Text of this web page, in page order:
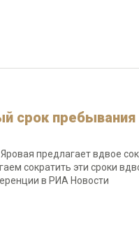
срок пребывания
предлагает вдвое
сократить эти сроки
в РИА Новости